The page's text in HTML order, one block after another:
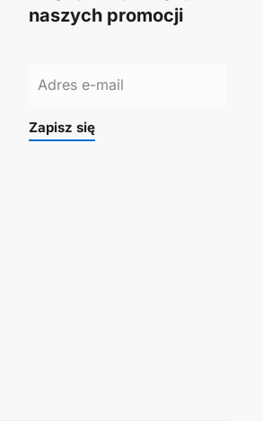
naszych promocji
Zapisz się